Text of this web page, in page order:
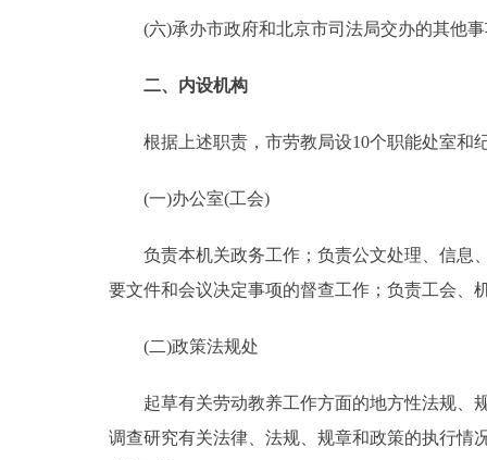
ENGLISH
(六)承办市政府和北京市司法局交办的其他事
二、内设机构
根据上述职责，市劳教局设10个职能处室和
(一)办公室(工会)
负责本机关政务工作；负责公文处理、信息、
要文件和会议决定事项的督查工作；负责工会、
(二)政策法规处
起草有关劳动教养工作方面的地方性法规、规
调查研究有关法律、法规、规章和政策的执行情